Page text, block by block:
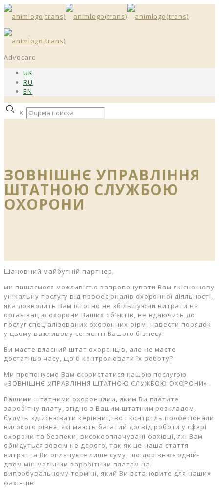
Advocard
UK
RU
EN
✕
ЗОВНІШНЄ УПРАВЛІННЯ
ШТАТНОЮ СЛУЖБОЮ
ОХОРОНИ
Шановний майбутній партнер,
ми пишаємося можливістю запропонувати Вам якісно нову
унікальну послугу від професіоналів охоронної діяльності,
яка дозволить Вам істотно не збільшуючи витрати на
організацію охорони Ваших об’єктів, не вдаючись до
послуг спеціалізованих охоронних фірм, навести порядок
у цьому важливому сегменті Вашого бізнесу!
Ви маєте власний штат охоронців, але не маєте
достатньо часу, що б контролювати їх роботу?
Ми пропонуємо Вам скористатися нашою послугою
«ЗОВНІШНЄ УПРАВЛІННЯ ШТАТНОЮ СЛУЖБОЮ ОХОРОНИ».
Вашими штатними охоронцями, яким Ви платите
заробітну плату, згідно з Вашим штатним розкладом,
будуть здійснювати керівництво і контроль професіонали
високого рівня, які мають багатий досвід роботи у сфері
охорони та безпеки, високооплачувані фахівці, які Вам
обійдуться зовсім не дорого, так як це наша стаття
витрат, а Ви оплачуєте лише суму, що дорівнює одній-
двом мінімальним заробітним платам на
випробувальному терміні, який Ви встановите для наших
фахівців!